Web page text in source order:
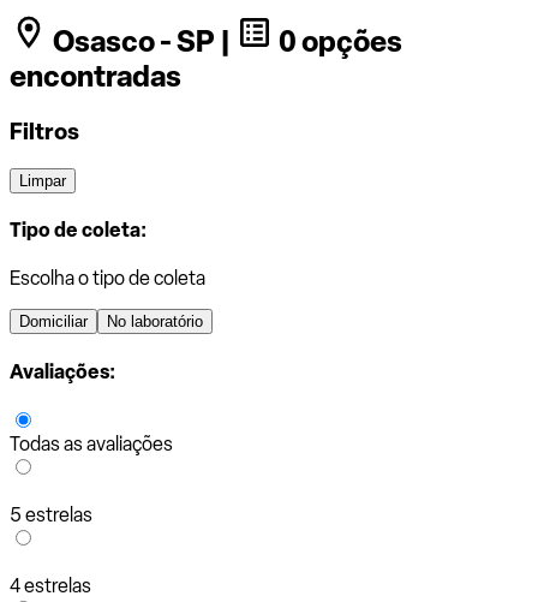
Osasco - SP |
0 opções
encontradas
Filtros
Limpar
Tipo de coleta:
Escolha o tipo de coleta
Domiciliar No laboratório
Avaliações:
Todas as avaliações
5 estrelas
4 estrelas